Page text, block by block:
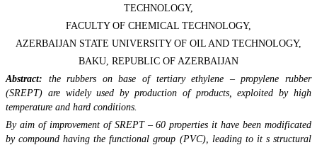
TECHNOLOGY,
FACULTY OF CHEMICAL TECHNOLOGY,
AZERBAIJAN STATE UNIVERSITY OF OIL AND TECHNOLOGY,
BAKU, REPUBLIC OF AZERBAIJAN
Abstract: the rubbers on base of tertiary ethylene – propylene rubber
(SREPT) are widely used by production of products, exploited by high
temperature and hard conditions.
By aim of improvement of SREPT – 60 properties it have been modificated
by compound having the functional group (PVC), leading to it s structural